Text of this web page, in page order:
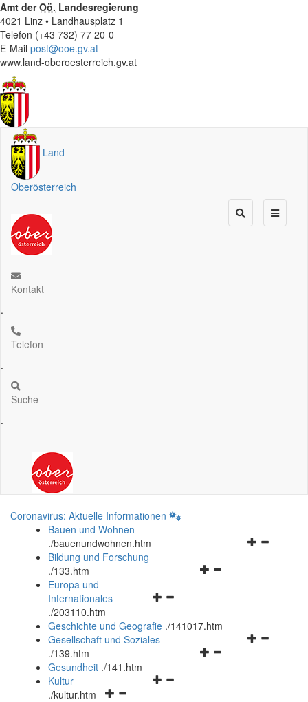
Amt derOö. Landesregierung
4021 Linz • Landhausplatz 1
Telefon (+43 732) 77 20-0
E-Mail post@ooe.gv.at
www.land-oberoesterreich.gv.at
Land
Oberösterreich
Kontakt
.
Telefon
.
Suche
.
Coronavirus: Aktuelle Informationen
Bauen und Wohnen
./bauenundwohnen.htm
Navigationsmenü
Bildung und Forschung
./133.htm
Navigationsmenü
und
schließen
Europa und
Internationales
./203110.htm
Geschichte und Geografie ./141017.htm
Navigationsmenü
Gesellschaft und Soziales
./139.htm
Navigationsmenü
Gesundheit ./141.htm
Navigationsmenü
Kultur
./kultur.htm